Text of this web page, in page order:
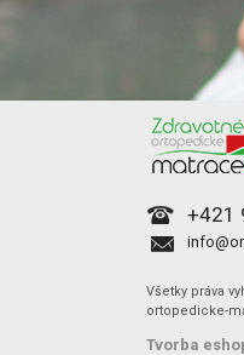
+421
Všetky práva
ortopedicke-
Tvorba